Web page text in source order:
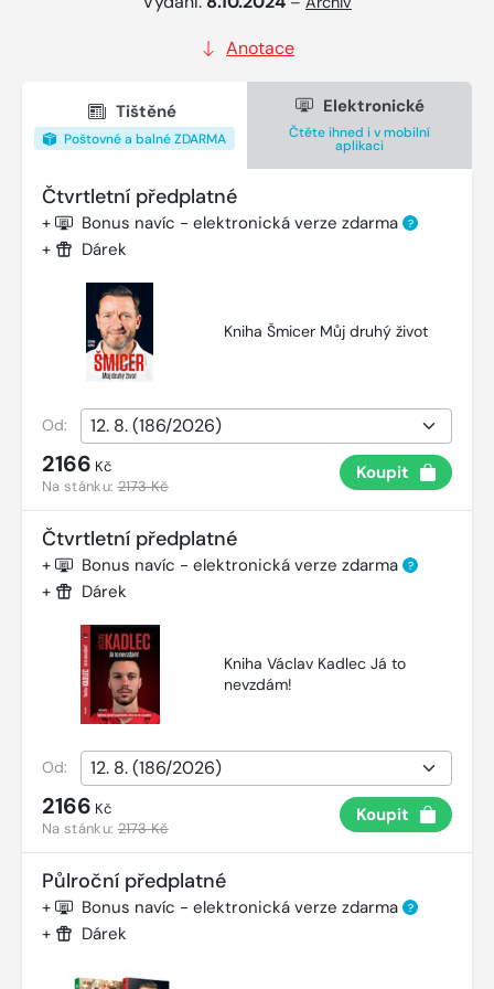
Anotace
Tištěné
Poštovné a balné ZDARMA
Elektronické
Čtěte ihned i v mobilní
aplikaci
Čtvrtletní předplatné
+ Bonus navíc - elektronická verze zdarma ?
+ Dárek
Kniha Šmicer Můj druhý život
Od:
2166 Kč
Na stánku:2173 Kč
Koupit
Čtvrtletní předplatné
+ Bonus navíc - elektronická verze zdarma ?
+ Dárek
Kniha Václav Kadlec Já to
nevzdám!
Od:
2166 Kč
Na stánku:2173 Kč
Koupit
Půlroční předplatné
+ Bonus navíc - elektronická verze zdarma ?
+ Dárek